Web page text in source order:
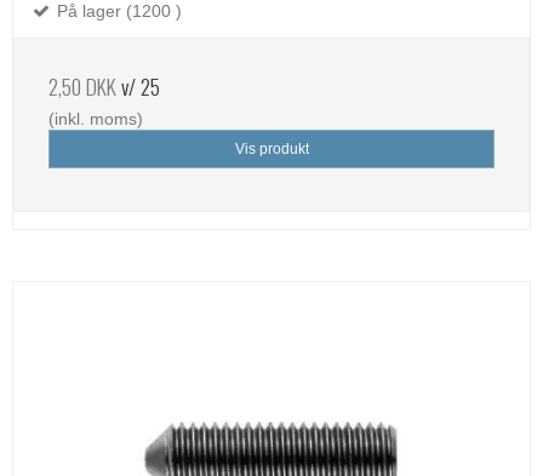
På lager (1200 )
2,50 DKKv/ 25
(inkl. moms)
Vis produkt